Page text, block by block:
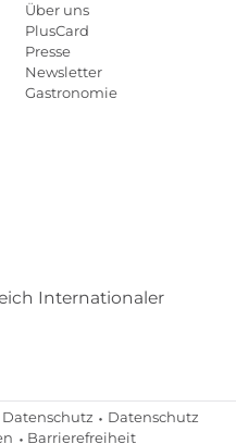
Über uns
PlusCard
Presse
Newsletter
Gastronomie
Internationaler
Datenschutz
Datenschutz
Barrierefreiheit